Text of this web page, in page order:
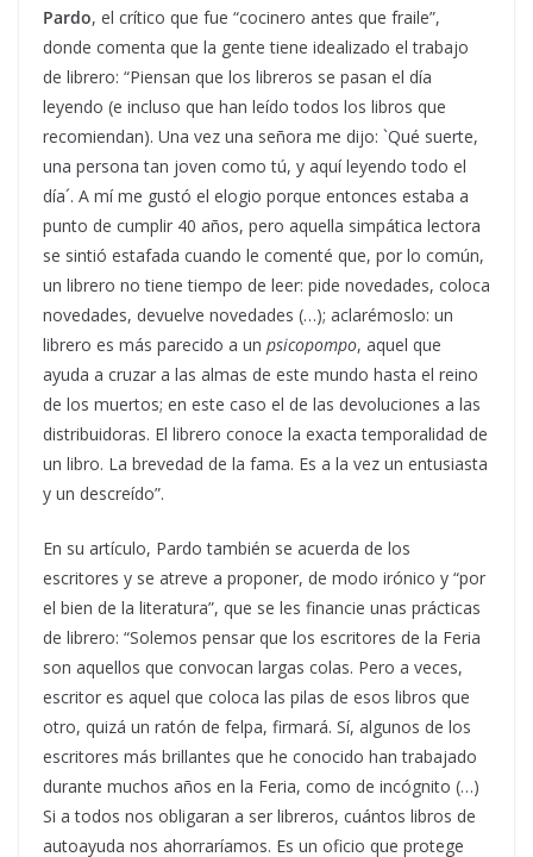
Pardo, el crítico que fue “cocinero antes que fraile”,
donde comenta que la gente tiene idealizado el trabajo
de librero: “Piensan que los libreros se pasan el día
leyendo (e incluso que han leído todos los libros que
recomiendan). Una vez una señora me dijo: `Qué suerte,
una persona tan joven como tú, y aquí leyendo todo el
día´. A mí me gustó el elogio porque entonces estaba a
punto de cumplir 40 años, pero aquella simpática lectora
se sintió estafada cuando le comenté que, por lo común,
un librero no tiene tiempo de leer: pide novedades, coloca
novedades, devuelve novedades (…); aclarémoslo: un
librero es más parecido a un psicopompo, aquel que
ayuda a cruzar a las almas de este mundo hasta el reino
de los muertos; en este caso el de las devoluciones a las
distribuidoras. El librero conoce la exacta temporalidad de
un libro. La brevedad de la fama. Es a la vez un entusiasta
y un descreído”.
En su artículo, Pardo también se acuerda de los
escritores y se atreve a proponer, de modo irónico y “por
el bien de la literatura”, que se les financie unas prácticas
de librero: “Solemos pensar que los escritores de la Feria
son aquellos que convocan largas colas. Pero a veces,
escritor es aquel que coloca las pilas de esos libros que
otro, quizá un ratón de felpa, firmará. Sí, algunos de los
escritores más brillantes que he conocido han trabajado
durante muchos años en la Feria, como de incógnito (…)
Si a todos nos obligaran a ser libreros, cuántos libros de
autoayuda nos ahorraríamos. Es un oficio que protege